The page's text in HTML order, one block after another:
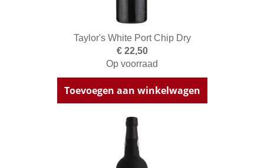
Taylor's White Port Chip Dry
€ 22,50
Op voorraad
Toevoegen aan winkelwagen